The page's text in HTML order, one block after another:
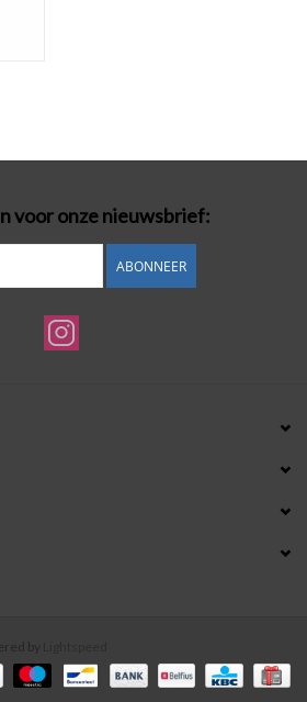
voor onze nieuwsbrief:
ABONNEER
by